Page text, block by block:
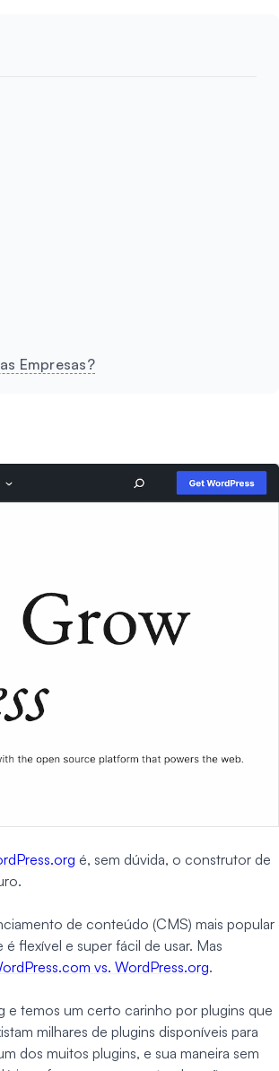
Empresas?
é, sem dúvida, o construtor de
de conteúdo (CMS) mais popular
flexível e super fácil de usar. Mas
vs. WordPress.org.
e temos um certo carinho por plugins que
milhares de plugins disponíveis para
dos muitos plugins, e sua maneira sem